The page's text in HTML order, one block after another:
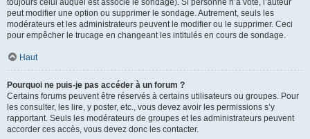
toujours celui auquel est associé le sondage). Si personne n’a voté, l’auteur
peut modifier une option ou supprimer le sondage. Autrement, seuls les
modérateurs et les administrateurs peuvent le modifier ou le supprimer. Ceci
pour empêcher le trucage en changeant les intitulés en cours de sondage.
Haut
Pourquoi ne puis-je pas accéder à un forum ?
Certains forums peuvent être réservés à certains utilisateurs ou groupes. Pour
les consulter, les lire, y poster, etc., vous devez avoir les permissions s’y
rapportant. Seuls les modérateurs de groupes et les administrateurs peuvent
accorder ces accès, vous devez donc les contacter.